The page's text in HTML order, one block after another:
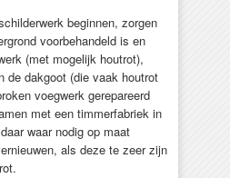
beginnen, zorgen
voor­behandeld is en
(met mogelijk houtrot),
de dakgoot (die vaak houtrot
voegwerk gerepareerd
met een timmerfabriek in
waar nodig op maat
als deze te zeer zijn